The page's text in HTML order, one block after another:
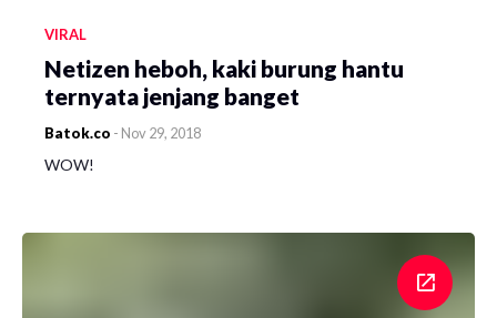
VIRAL
Netizen heboh, kaki burung hantu
ternyata jenjang banget
Batok.co - Nov 29, 2018
WOW!